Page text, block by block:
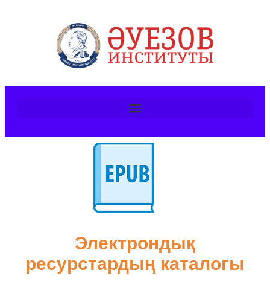
Электрондық
ресурстардың каталогы